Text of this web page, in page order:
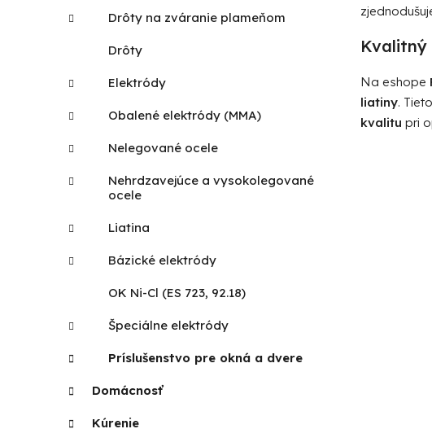
Drôty na zváranie plameňom
Drôty
Elektródy
Obalené elektródy (MMA)
Nelegované ocele
Nehrdzavejúce a vysokolegované
ocele
Liatina
Bázické elektródy
OK Ni-Cl (ES 723, 92.18)
Špeciálne elektródy
Príslušenstvo pre okná a dvere
Domácnosť
Kúrenie
Kvalitný
Na eshope
liatiny.
kvalitu pri